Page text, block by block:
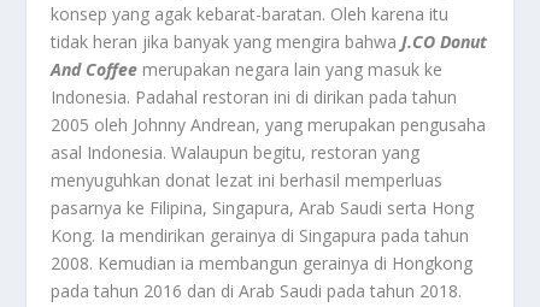
konsep yang agak kebarat-baratan. Oleh karena itu
tidak heran jika banyak yang mengira bahwaJ.CO Donut
And Coffee merupakan negara lain yang masuk ke
Indonesia. Padahal restoran ini di dirikan pada tahun
2005 oleh Johnny Andrean, yang merupakan pengusaha
asal Indonesia. Walaupun begitu, restoran yang
menyuguhkan donat lezat ini berhasil memperluas
pasarnya ke Filipina, Singapura, Arab Saudi serta Hong
Kong. Ia mendirikan gerainya di Singapura pada tahun
2008. Kemudian ia membangun gerainya di Hongkong
pada tahun 2016 dan di Arab Saudi pada tahun 2018.